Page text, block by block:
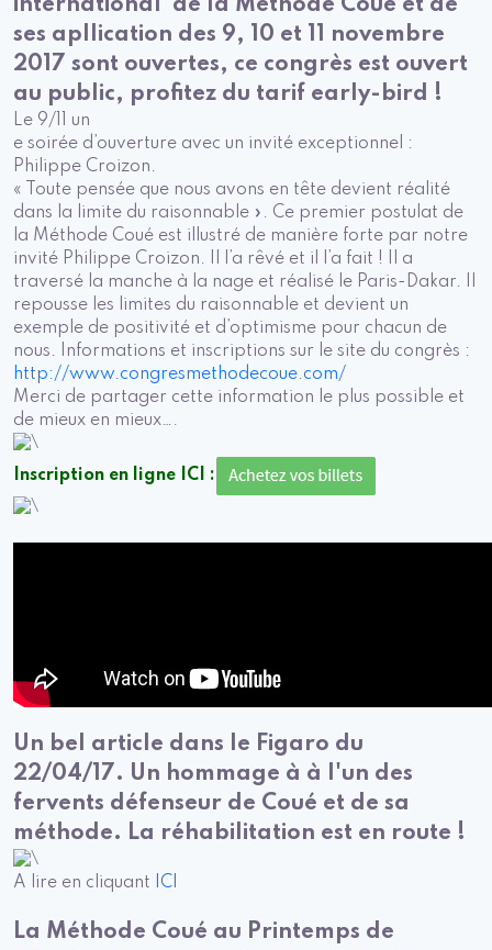
international de la Méthode Coué et de
ses apllication des 9, 10 et 11 novembre
2017 sont ouvertes, ce congrès est ouvert
au public, profitez du tarif early-bird !
Le 9/11 un
e soirée d’ouverture avec un invité exceptionnel :
Philippe Croizon.
« Toute pensée que nous avons en tête devient réalité
dans la limite du raisonnable ». Ce premier postulat de
la Méthode Coué est illustré de manière forte par notre
invité Philippe Croizon. Il l’a rêvé et il l’a fait ! Il a
traversé la manche à la nage et réalisé le Paris-Dakar. Il
repousse les limites du raisonnable et devient un
exemple de positivité et d’optimisme pour chacun de
nous. Informations et inscriptions sur le site du congrès :
http://www.congresmethodecoue.com/
Merci de partager cette information le plus possible et
de mieux en mieux….
Inscription en ligne ICI :
Un bel article dans le Figaro du
22/04/17. Un hommage à à l'un des
fervents défenseur de Coué et de sa
méthode. La réhabilitation est en route !
A lire en cliquant ICI
La Méthode Coué au Printemps de